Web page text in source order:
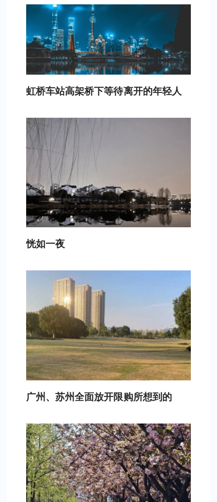
虹桥车站高架桥下等待离开的年轻人
恍如一夜
广州、苏州全面放开限购所想到的